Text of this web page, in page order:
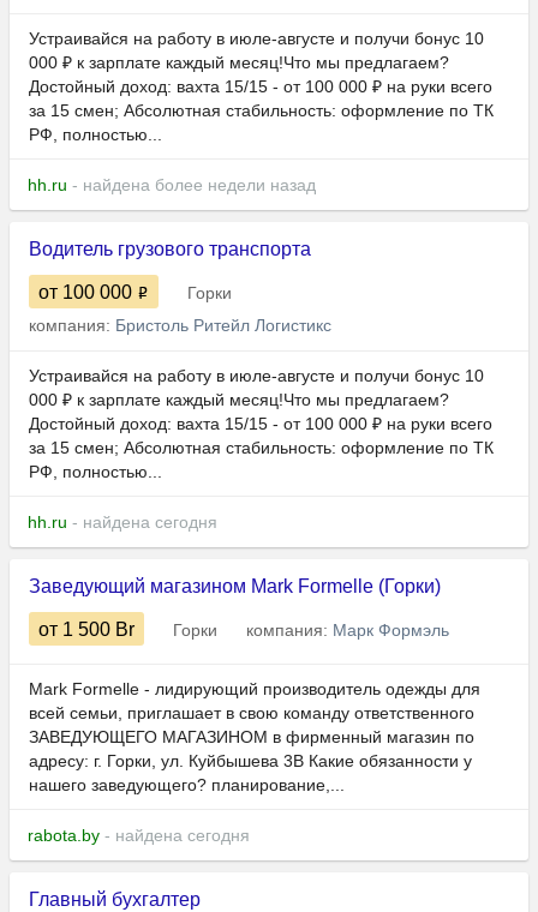
Устраивайся на работу в июле-августе и получи бонус 10
000 ₽ к зарплате каждый месяц!Что мы предлагаем?
Достойный доход: вахта 15/15 - от 100 000 ₽ на руки всего
за 15 смен; Абсолютная стабильность: оформление по ТК
РФ, полностью...
hh.ru - найдена более недели назад
Водитель грузового транспорта
от 100 000
Горки
компания: Бристоль Ритейл Логистикс
Устраивайся на работу в июле-августе и получи бонус 10
000 ₽ к зарплате каждый месяц!Что мы предлагаем?
Достойный доход: вахта 15/15 - от 100 000 ₽ на руки всего
за 15 смен; Абсолютная стабильность: оформление по ТК
РФ, полностью...
hh.ru - найдена сегодня
Заведующий магазином Mark Formelle (Горки)
от 1 500 Br Горки компания: Марк Формэль
Mark Formelle - лидирующий производитель одежды для
всей семьи, приглашает в свою команду ответственного
ЗАВЕДУЮЩЕГО МАГАЗИНОМ в фирменный магазин по
адресу: г. Горки, ул. Куйбышева 3В Какие обязанности у
нашего заведующего? планирование,...
rabota.by - найдена сегодня
Главный бухгалтер